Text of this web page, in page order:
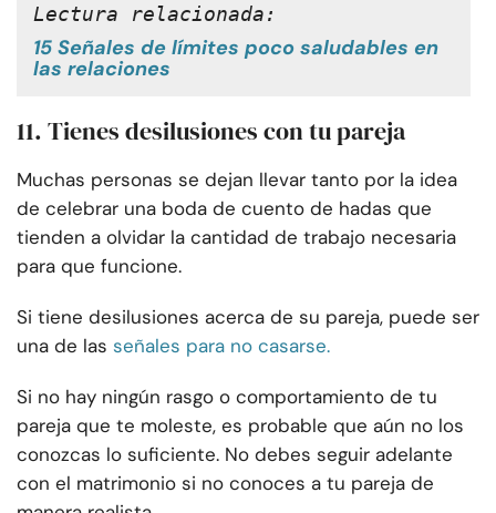
Lectura relacionada:
15 Señales de límites poco saludables en
las relaciones
11. Tienes desilusiones con tu pareja
Muchas personas se dejan llevar tanto por la idea
de celebrar una boda de cuento de hadas que
tienden a olvidar la cantidad de trabajo necesaria
para que funcione.
Si tiene desilusiones acerca de su pareja, puede ser
una de las señales para no casarse.
Si no hay ningún rasgo o comportamiento de tu
pareja que te moleste, es probable que aún no los
conozcas lo suficiente. No debes seguir adelante
con el matrimonio si no conoces a tu pareja de